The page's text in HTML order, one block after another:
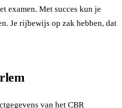
examen. Met succes kun je
Je rijbewijs op zak hebben, dat
van het CBR